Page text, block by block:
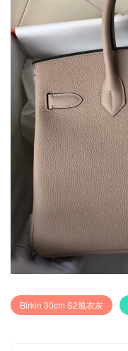
Birkin 30cm S2風衣灰